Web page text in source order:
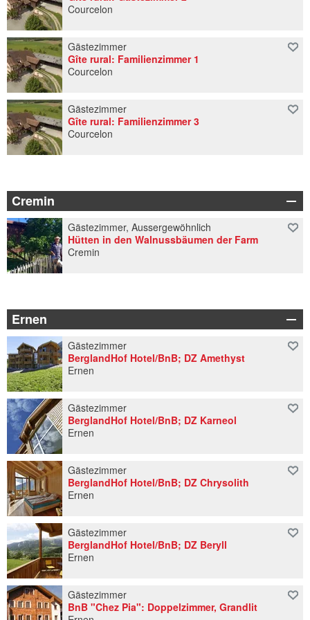
Courcelon
Gästezimmer
Gîte rural: Familienzimmer 1
Courcelon
Gästezimmer
Gîte rural: Familienzimmer 3
Courcelon
Cremin
Gästezimmer, Aussergewöhnlich
Hütten in den Walnussbäumen der Farm
Cremin
Ernen
Gästezimmer
BerglandHof Hotel/BnB; DZ Amethyst
Ernen
Gästezimmer
BerglandHof Hotel/BnB; DZ Karneol
Ernen
Gästezimmer
BerglandHof Hotel/BnB; DZ Chrysolith
Ernen
Gästezimmer
BerglandHof Hotel/BnB; DZ Beryll
Ernen
Gästezimmer
BnB "Chez Pia": Doppelzimmer, Grandlit